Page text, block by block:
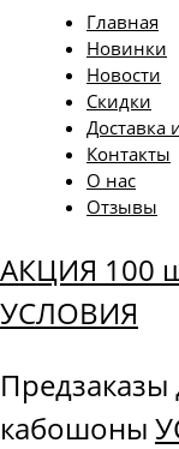
Главная
Новинки
Новости
Скидки
Доставка
Контакты
О нас
Отзывы
АКЦИЯ 100
УСЛОВИЯ
Предзаказы
кабошоны